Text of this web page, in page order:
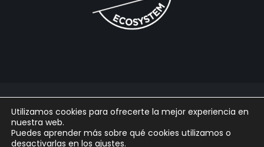
2025 © Gabaon Conseil SL | Legal| Cookies|Privacidad|
Powered by
Arpaclick
Utilizamos cookies para ofrecerte la mejor experiencia en
nuestra web.
Puedes aprender más sobre qué cookies utilizamos o
desactivarlas en los ajustes.